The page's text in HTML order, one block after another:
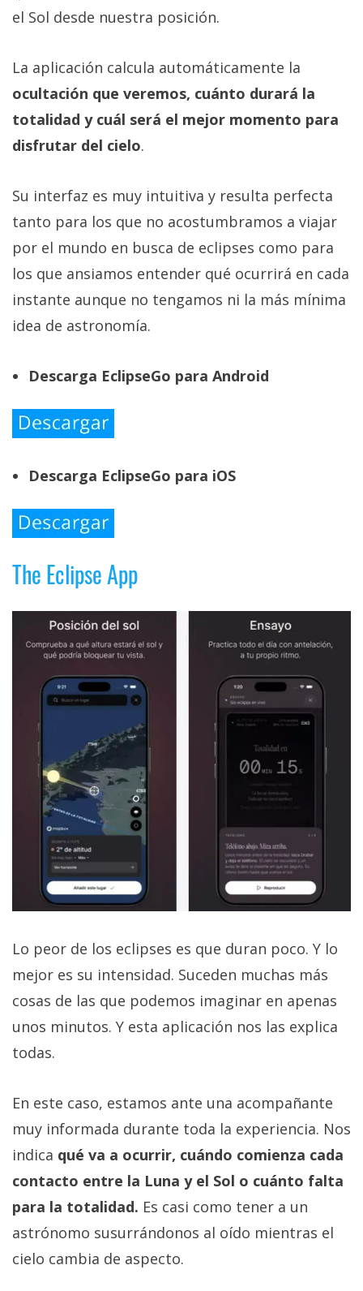
el Sol desde nuestra posición.
La aplicación calcula automáticamente la
ocultación que veremos, cuánto durará la
totalidad y cuál será el mejor momento para
disfrutar del cielo.
Su interfaz es muy intuitiva y resulta perfecta
tanto para los que no acostumbramos a viajar
por el mundo en busca de eclipses como para
los que ansiamos entender qué ocurrirá en cada
instante aunque no tengamos ni la más mínima
idea de astronomía.
Descarga EclipseGo para Android
Descarga EclipseGo para iOS
The Eclipse App
Lo peor de los eclipses es que duran poco. Y lo
mejor es su intensidad. Suceden muchas más
cosas de las que podemos imaginar en apenas
unos minutos. Y esta aplicación nos las explica
todas.
En este caso, estamos ante una acompañante
muy informada durante toda la experiencia. Nos
indica qué va a ocurrir, cuándo comienza cada
contacto entre la Luna y el Sol o cuánto falta
para la totalidad. Es casi como tener a un
astrónomo susurrándonos al oído mientras el
cielo cambia de aspecto.